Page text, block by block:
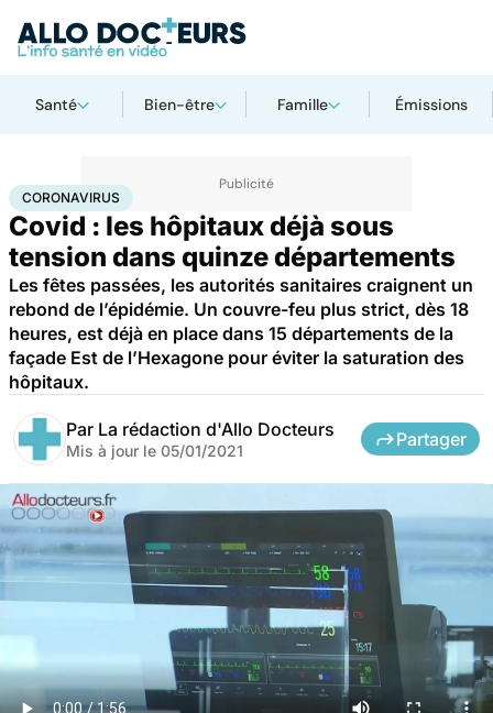
Santé Bien-être Famille Émissions
AccueilSantéMaladies Maladies infectieuses
CORONAVIRUS
Covid : les hôpitaux déjà sous
tension dans quinze départements
Les fêtes passées, les autorités sanitaires craignent un
rebond de l’épidémie. Un couvre-feu plus strict, dès 18
heures, est déjà en place dans 15 départements de la
façade Est de l’Hexagone pour éviter la saturation des
hôpitaux.
Par La rédaction d'Allo Docteurs
Mis à jour le 05/01/2021
Partager